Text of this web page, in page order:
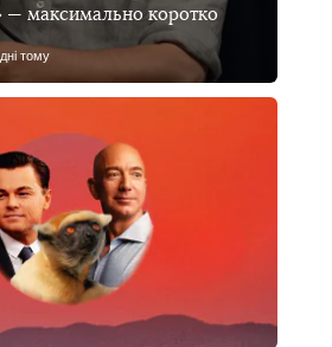
— максимально коротко
тому